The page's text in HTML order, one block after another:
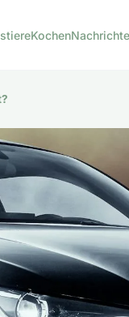
Kochen